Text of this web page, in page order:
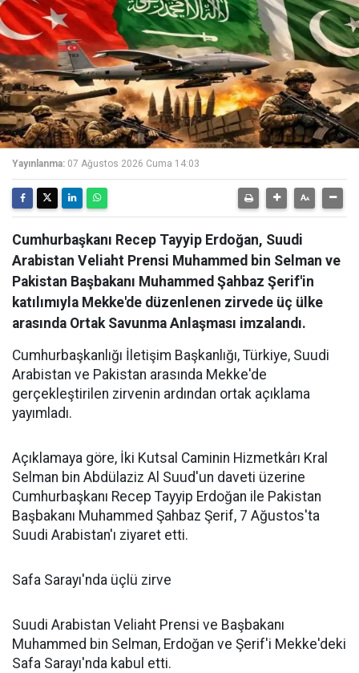
Yayınlanma: 07 Ağustos 2026 Cuma 14:03
Cumhurbaşkanı Recep Tayyip Erdoğan, Suudi
Arabistan Veliaht Prensi Muhammed bin Selman ve
Pakistan Başbakanı Muhammed Şahbaz Şerif'in
katılımıyla Mekke'de düzenlenen zirvede üç ülke
arasında Ortak Savunma Anlaşması imzalandı.
Cumhurbaşkanlığı İletişim Başkanlığı, Türkiye, Suudi
Arabistan ve Pakistan arasında Mekke'de
gerçekleştirilen zirvenin ardından ortak açıklama
yayımladı.
Açıklamaya göre, İki Kutsal Caminin Hizmetkârı Kral
Selman bin Abdülaziz Al Suud'un daveti üzerine
Cumhurbaşkanı Recep Tayyip Erdoğan ile Pakistan
Başbakanı Muhammed Şahbaz Şerif, 7 Ağustos'ta
Suudi Arabistan'ı ziyaret etti.
Safa Sarayı'nda üçlü zirve
Suudi Arabistan Veliaht Prensi ve Başbakanı
Muhammed bin Selman, Erdoğan ve Şerif'i Mekke'deki
Safa Sarayı'nda kabul etti.